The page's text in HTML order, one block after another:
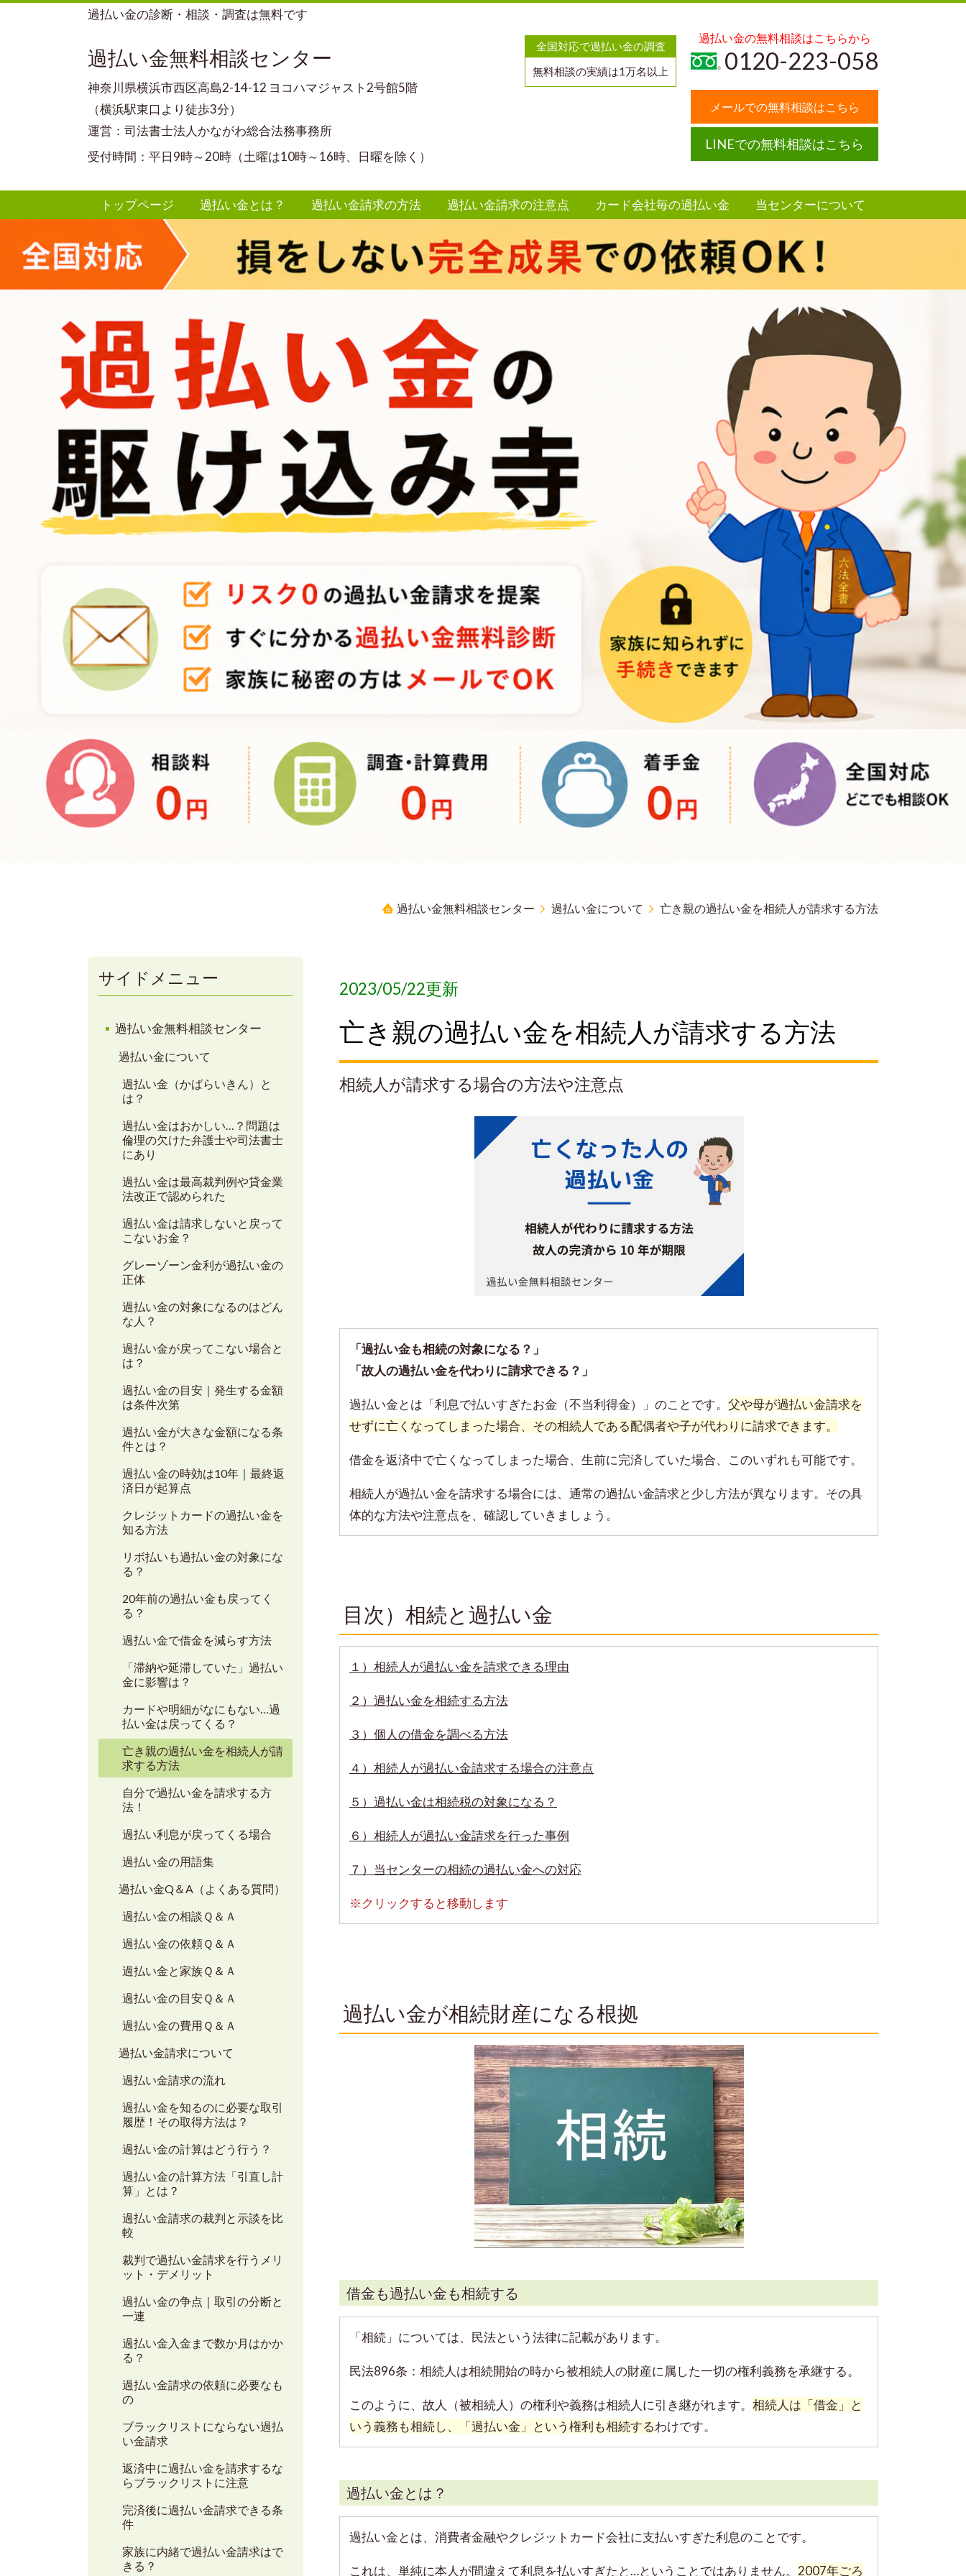
過払い金の診断・相談・調査は無料です
過払い金無料相談センター
神奈川県横浜市西区高島2-14-12 ヨコハマジャスト2号館5階
（横浜駅東口より徒歩3分）
運営：司法書士法人かながわ総合法務事務所
受付時間：平日9時～20時（土曜は10時～16時、日曜を除く）
全国対応で過払い金の調査
無料相談の実績は1万名以上
過払い金の無料相談はこちらから
0120-223-058
メールでの無料相談はこちら
LINEでの無料相談はこちら
トップページ 過払い金とは？ 過払い金請求の方法 過払い金請求の注意点 カード会社毎の過払い金 当センターについて
過払い金無料相談センター 過払い金について 亡き親の過払い金を相続人が請求する方法
2023/05/22更新
亡き親の過払い金を相続人が請求する方法
相続人が請求する場合の方法や注意点
「過払い金も相続の対象になる？」
「故人の過払い金を代わりに請求できる？」
過払い金とは「利息で払いすぎたお金（不当利得金）」のことです。 父や母が過払い金請求を
せずに亡くなってしまった場合、 その相続人である配偶者や子が代わりに請求できます。
借金を返済中で亡くなってしまった場合、生前に完済していた場合、このいずれも可能です。
相続人が過払い金を請求する場合には、通常の過払い金請求と少し方法が異なります。その具
体的な方法や注意点を、確認していきましょう。
目次）相続と過払い金
１）相続人が過払い金を請求できる理由
２）過払い金を相続する方法
３）個人の借金を調べる方法
４）相続人が過払い金請求する場合の注意点
５）過払い金は相続税の対象になる？
６）相続人が過払い金請求を行った事例
７）当センターの相続の過払い金への対応
※クリックすると移動します
過払い金が相続財産になる根拠
借金も過払い金も相続する
「相続」については、民法という法律に記載があります。
民法896条：相続人は相続開始の時から被相続人の財産に属した一切の権利義務を承継する。
このように、故人（被相続人）の権利や義務は相続人に引き継がれます。 相続人は「借金」と
いう義務も相続し、「過払い金」という権利も相続するわけです。
過払い金とは？
過払い金とは、消費者金融やクレジットカード会社に支払いすぎた利息のことです。
これは、単純に本人が間違えて利息を払いすぎたと…ということではありません。 2007年ごろ
サイドメニュー
過払い金無料相談センター
過払い金について
過払い金（かばらいきん）と
は？
過払い金はおかしい…？問題は
倫理の欠けた弁護士や司法書士
にあり
過払い金は最高裁判例や貸金業
法改正で認められた
過払い金は請求しないと戻って
こないお金？
グレーゾーン金利が過払い金の
正体
過払い金の対象になるのはどん
な人？
過払い金が戻ってこない場合と
は？
過払い金の目安｜発生する金額
は条件次第
過払い金が大きな金額になる条
件とは？
過払い金の時効は10年｜最終返
済日が起算点
クレジットカードの過払い金を
知る方法
リボ払いも過払い金の対象にな
る？
20年前の過払い金も戻ってく
る？
過払い金で借金を減らす方法
「滞納や延滞していた」過払い
金に影響は？
カードや明細がなにもない…過
払い金は戻ってくる？
亡き親の過払い金を相続人が請
求する方法
自分で過払い金を請求する方
法！
過払い利息が戻ってくる場合
過払い金の用語集
過払い金Q＆A（よくある質問）
過払い金の相談Ｑ＆Ａ
過払い金の依頼Ｑ＆Ａ
過払い金と家族Ｑ＆Ａ
過払い金の目安Ｑ＆Ａ
過払い金の費用Ｑ＆Ａ
過払い金請求について
過払い金請求の流れ
過払い金を知るのに必要な取引
履歴！その取得方法は？
過払い金の計算はどう行う？
過払い金の計算方法「引直し計
算」とは？
過払い金請求の裁判と示談を比
較
裁判で過払い金請求を行うメリ
ット・デメリット
過払い金の争点｜取引の分断と
一連
過払い金入金まで数か月はかか
る？
過払い金請求の依頼に必要なも
の
ブラックリストにならない過払
い金請求
返済中に過払い金を請求するな
らブラックリストに注意
完済後に過払い金請求できる条
件
家族に内緒で過払い金請求はで
きる？